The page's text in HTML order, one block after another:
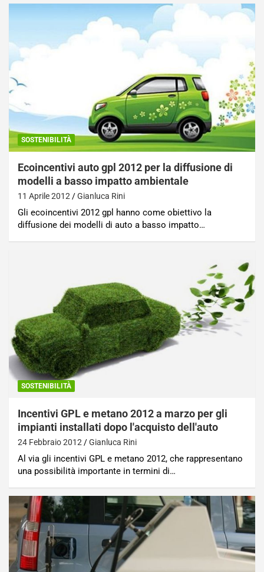
SOSTENIBILITÀ
Ecoincentivi auto gpl 2012 per la diffusione di
modelli a basso impatto ambientale
11 Aprile 2012 Gianluca Rini
Gli ecoincentivi 2012 gpl hanno come obiettivo la
diffusione dei modelli di auto a basso impatto…
SOSTENIBILITÀ
Incentivi GPL e metano 2012 a marzo per gli
impianti installati dopo l'acquisto dell'auto
24 Febbraio 2012 Gianluca Rini
Al via gli incentivi GPL e metano 2012, che rappresentano
una possibilità importante in termini di…